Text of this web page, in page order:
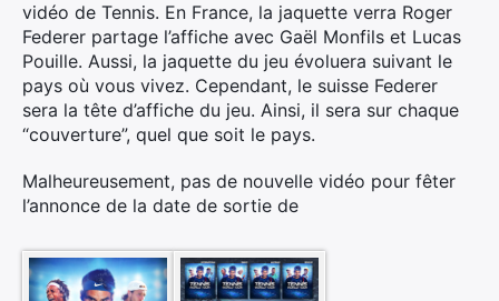
vidéo de Tennis. En France, la jaquette verra Roger
Federer partage l’affiche avec Gaël Monfils et Lucas
Pouille. Aussi, la jaquette du jeu évoluera suivant le
pays où vous vivez. Cependant, le suisse Federer
sera la tête d’affiche du jeu. Ainsi, il sera sur chaque
“couverture”, quel que soit le pays.
Malheureusement, pas de nouvelle vidéo pour fêter
l’annonce de la date de sortie de